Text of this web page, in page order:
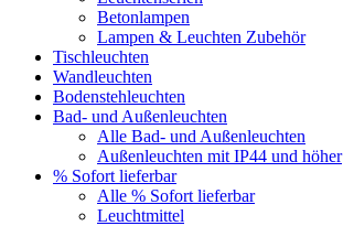
Betonlampen
Lampen & Leuchten Zubehör
Tischleuchten
Wandleuchten
Bodenstehleuchten
Bad- und Außenleuchten
Alle Bad- und Außenleuchten
Außenleuchten mit IP44 und höher
% Sofort lieferbar
Alle % Sofort lieferbar
Leuchtmittel